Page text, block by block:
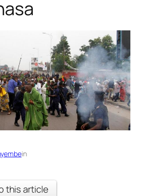
in
this article